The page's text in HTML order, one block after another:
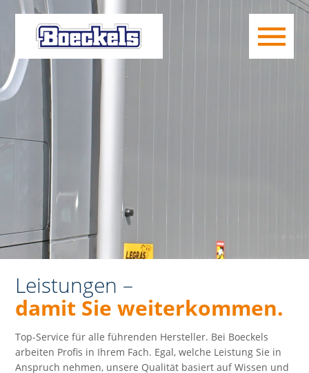
Leistungen –
damit Sie weiterkommen.
Top-Service für alle führenden Hersteller. Bei Boeckels
arbeiten Profis in Ihrem Fach. Egal, welche Leistung Sie in
Anspruch nehmen, unsere Qualität basiert auf Wissen und